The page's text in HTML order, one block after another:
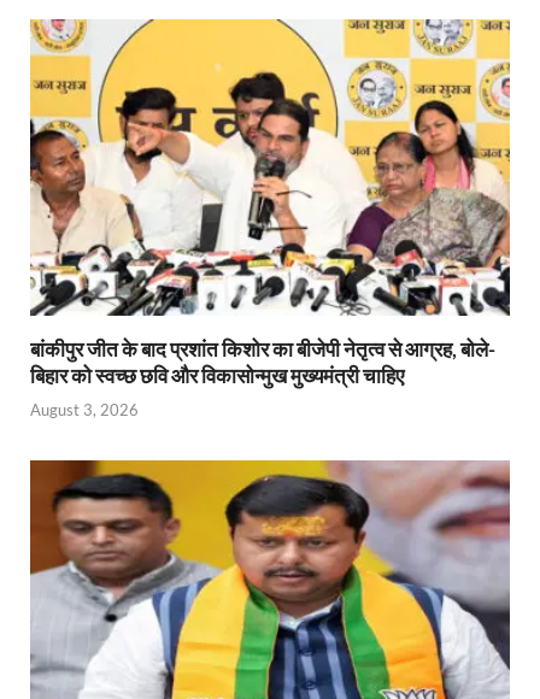
बांकीपुर जीत के बाद प्रशांत किशोर का बीजेपी नेतृत्व से आग्रह, बोले-
बिहार को स्वच्छ छवि और विकासोन्मुख मुख्यमंत्री चाहिए
August 3, 2026